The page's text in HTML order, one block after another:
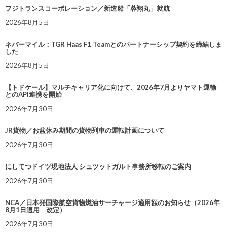
フジトランスコーポレーション／新造船「蓉翔丸」就航
2026年8月5日
ネバーマイル：TGR Haas F1 Teamとのパートナーシップ契約を締結しま
した
2026年8月5日
【トドケール】マルチキャリア化に向けて、2026年7月よりヤマト運輸
とのAPI連携を開始
2026年7月30日
JR貨物／お盆休み期間の貨物列車の運転計画について
2026年7月30日
にしてつドイツ現地法人 シュツットガルト事務所移転のご案内
2026年7月30日
NCA／日本発国際航空貨物燃油サーチャージ適用額のお知らせ（2026年
8月1日適用 改定）
2026年7月30日